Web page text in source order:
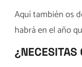
Aquí también os
habrá en el año
¿NECESITAS